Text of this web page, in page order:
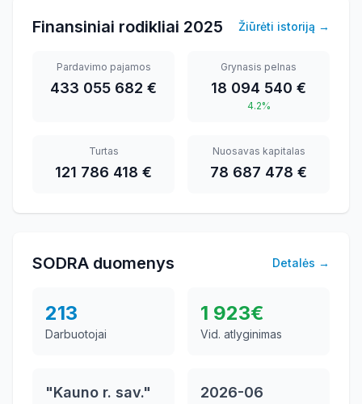
Finansiniai rodikliai 2025 Žiūrėti istoriją →
Pardavimo pajamos
433 055 682 €
Grynasis pelnas
18 094 540 €
4.2%
Turtas
121 786 418 €
Nuosavas kapitalas
78 687 478 €
SODRA duomenys Detalės →
213
Darbuotojai
1 923€
Vid. atlyginimas
"Kauno r. sav." 2026-06